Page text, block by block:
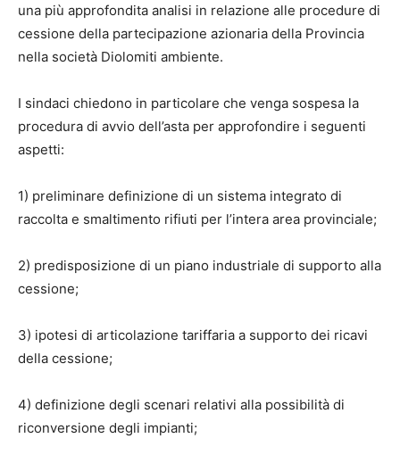
una più approfondita analisi in relazione alle procedure di
cessione della partecipazione azionaria della Provincia
nella società Diolomiti ambiente.
I sindaci chiedono in particolare che venga sospesa la
procedura di avvio dell’asta per approfondire i seguenti
aspetti:
1) preliminare definizione di un sistema integrato di
raccolta e smaltimento rifiuti per l’intera area provinciale;
2) predisposizione di un piano industriale di supporto alla
cessione;
3) ipotesi di articolazione tariffaria a supporto dei ricavi
della cessione;
4) definizione degli scenari relativi alla possibilità di
riconversione degli impianti;